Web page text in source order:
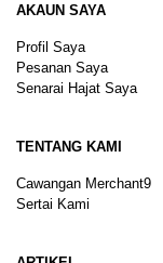
AKAUN SAYA
Profil Saya
Pesanan Saya
Senarai Hajat Saya
TENTANG KAMI
Cawangan Merchant9
Sertai Kami